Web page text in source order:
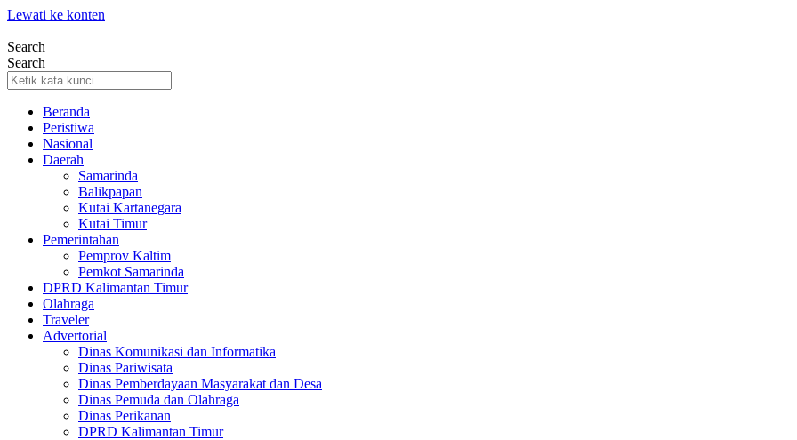
Lewati ke konten
Search
Search
Beranda
Peristiwa
Nasional
Daerah
Samarinda
Balikpapan
Kutai Kartanegara
Kutai Timur
Pemerintahan
Pemprov Kaltim
Pemkot Samarinda
DPRD Kalimantan Timur
Olahraga
Traveler
Advertorial
Dinas Komunikasi dan Informatika
Dinas Pariwisata
Dinas Pemberdayaan Masyarakat dan Desa
Dinas Pemuda dan Olahraga
Dinas Perikanan
DPRD Kalimantan Timur